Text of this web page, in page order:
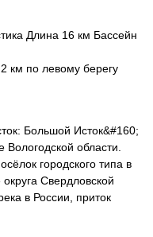
Длина 16 км Бассейн
км по левому берегу
Большой Исток&#160;
области.
городского типа в
округа Свердловской
в России, приток